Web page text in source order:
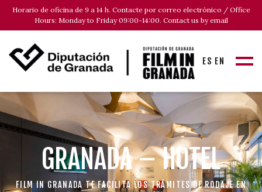
Horario de oficina de 9 a 14 h. Contacte por correo electrónico / Office
Hours: Monday to Friday 09:00-14:00. Contact us by email
ES EN
GRANADA – HOTEL
FILM IN GRANADA TE FACILITA LOS TRÁMITES DE RODAJE EN